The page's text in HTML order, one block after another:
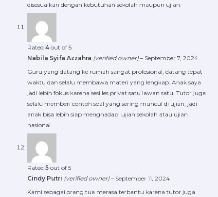
disesuaikan dengan kebutuhan sekolah maupun ujian.
Rated 4 out of 5
Nabila Syifa Azzahra (verified owner) – September 7, 2024
Guru yang datang ke rumah sangat profesional, datang tepat
waktu dan selalu membawa materi yang lengkap. Anak saya
jadi lebih fokus karena sesi les privat satu lawan satu. Tutor juga
selalu memberi contoh soal yang sering muncul di ujian, jadi
anak bisa lebih siap menghadapi ujian sekolah atau ujian
nasional.
Rated 5 out of 5
Cindy Putri (verified owner) – September 11, 2024
Kami sebagai orang tua merasa terbantu karena tutor juga